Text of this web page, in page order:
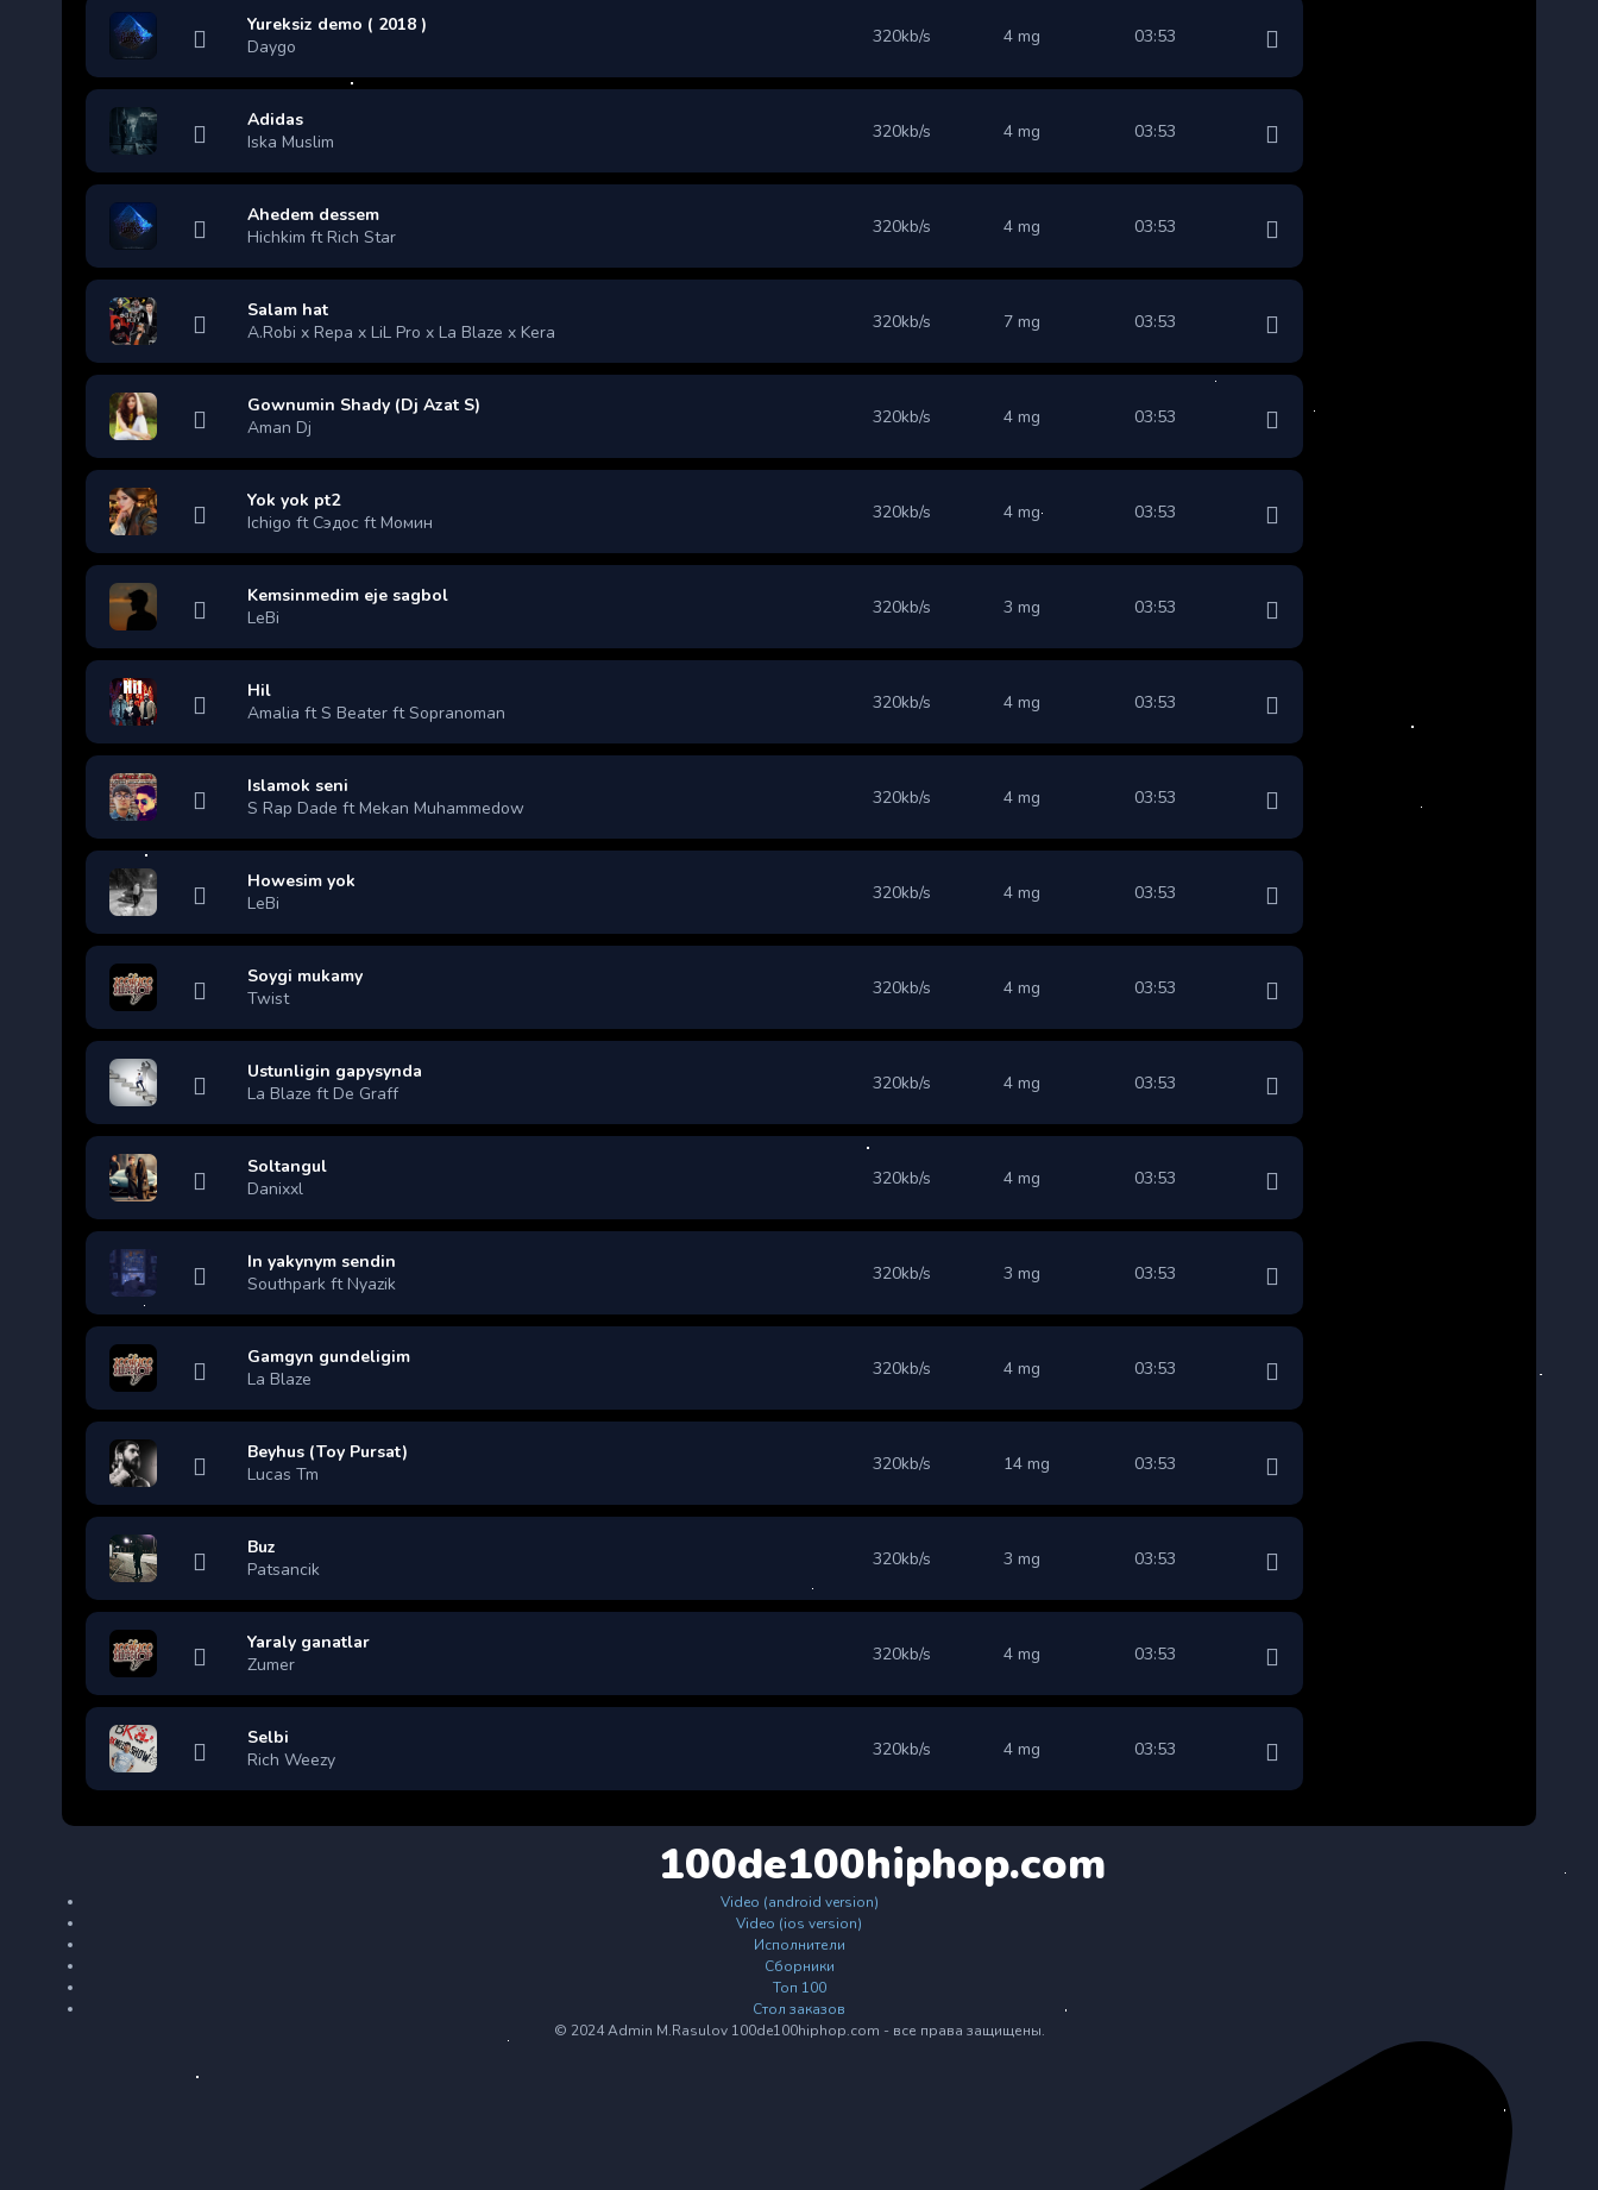
Yureksiz demo ( 2018 )
Daygo
320kb/s 4 mg 03:53
Adidas
Iska Muslim
320kb/s 4 mg 03:53
Ahedem dessem
Hichkim ft Rich Star
320kb/s 4 mg 03:53
Salam hat
A.Robi x Repa x LiL Pro x La Blaze x Kera
320kb/s 7 mg 03:53
Gownumin Shady (Dj Azat S)
Aman Dj
320kb/s 4 mg 03:53
Yok yok pt2
Ichigo ft Сэдос ft Момин
320kb/s 4 mg 03:53
Kemsinmedim eje sagbol
LeBi
320kb/s 3 mg 03:53
Hil
Amalia ft S Beater ft Sopranoman
320kb/s 4 mg 03:53
Islamok seni
S Rap Dade ft Mekan Muhammedow
320kb/s 4 mg 03:53
Howesim yok
LeBi
320kb/s 4 mg 03:53
Soygi mukamy
Twist
320kb/s 4 mg 03:53
Ustunligin gapysynda
La Blaze ft De Graff
320kb/s 4 mg 03:53
Soltangul
Danixxl
320kb/s 4 mg 03:53
In yakynym sendin
Southpark ft Nyazik
320kb/s 3 mg 03:53
Gamgyn gundeligim
La Blaze
320kb/s 4 mg 03:53
Beyhus (Toy Pursat)
Lucas Tm
320kb/s 14 mg 03:53
Buz
Patsancik
320kb/s 3 mg 03:53
Yaraly ganatlar
Zumer
320kb/s 4 mg 03:53
Selbi
Rich Weezy
320kb/s 4 mg 03:53
100de100hiphop.com
Video (android version)
Video (ios version)
Исполнители
Сборники
Топ 100
Стол заказов
© 2024 Admin M.Rasulov 100de100hiphop.com - все права защищены.